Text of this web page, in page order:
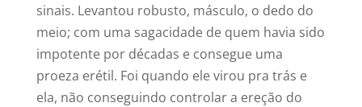
sinais. Levantou robusto, másculo, o dedo do
meio; com uma sagacidade de quem havia sido
impotente por décadas e consegue uma
proeza erétil. Foi quando ele virou pra trás e
ela, não conseguindo controlar a ereção do